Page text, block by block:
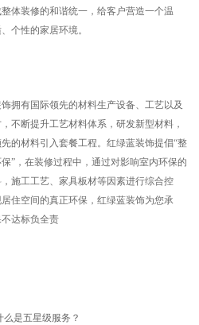
体装修的和谐统一，给客户营造一个温
个性的家居环境。
拥有国际领先的材料生产设备、工艺以及
不断提升工艺材料体系，研发新型材料，
的材料引入套餐工程。红绿蓝装饰提倡“整
”，在装修过程中，通过对影响室内环保的
施工工艺、家具板材等因素进行综合控
住空间的真正环保，红绿蓝装饰为您承
达标负全责
么是五星级服务？